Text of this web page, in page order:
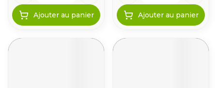
Ajouter au panier Ajouter au panier